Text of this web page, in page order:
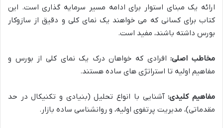
ارائه یک مبنای استوار برای ادامه مسیر سرمایه گذاری است. این
کتاب برای کسانی که می خواهند یک نمای کلی و دقیق از سازوکار
بورس داشته باشند، مفید است.
مخاطب اصلی:افرادی که خواهان درک یک نمای کلی از بورس و
مفاهیم اولیه تا استراتژی های ساده هستند.
مفاهیم کلیدی:آشنایی با انواع تحلیل (بنیادی و تکنیکال در حد
مقدماتی)، مدیریت پرتفوی اولیه، و روانشناسی ساده بازار.